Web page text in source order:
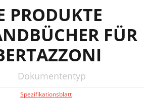
PRODUKTE
FÜR
Dokumententyp
Spezifikationsblatt